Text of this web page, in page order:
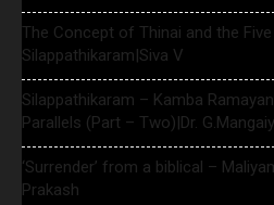
The Concept of Thinai and the
Silappathikaram|Siva V
Silappathikaram – Kamba
Parallels (Part – Two)|Dr.
‘Surrender’ from a biblical –
Prakash